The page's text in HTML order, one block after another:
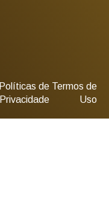
Políticas de
Privacidade
Termos de
Uso